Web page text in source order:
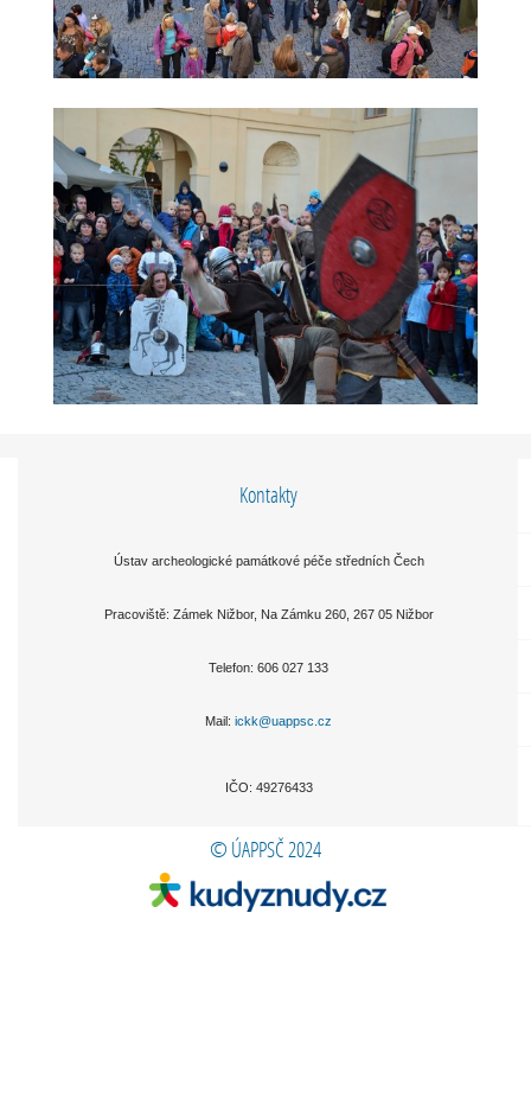
Kontakty
Ústav archeologické památkové péče středních Čech
Pracoviště: Zámek Nižbor, Na Zámku 260, 267 05 Nižbor
Telefon: 606 027 133
Mail: ickk@uappsc.cz
IČO: 49276433
© ÚAPPSČ 2024